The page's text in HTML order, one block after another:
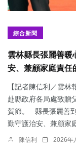
綜合新聞
雲林縣長張麗善暖
安、兼顧家庭責任
【記者陳信利／雲
赴縣政府各局處致贈
賀節。 縣長張麗善
勤守護治安、兼顧家
陳信利 2026年